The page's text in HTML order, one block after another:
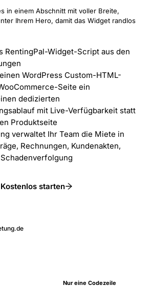
in einem Abschnitt mit voller Breite,
Ihrem Hero, damit das Widget randlos
RentingPal-Widget-Script aus den
WordPress Custom-HTML-
Seite ein
dedizierten
mit Live-Verfügbarkeit statt
Produktseite
verwaltet Ihr Team die Miete in
Rechnungen, Kundenakten,
Kostenlos starten
Nur eine Codezeile